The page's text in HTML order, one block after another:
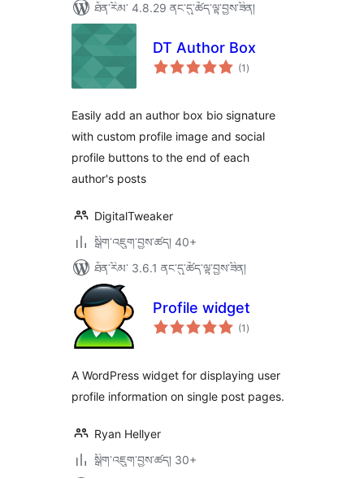
ཐོན་རིམ་ 4.8.29 ནང་དུ་ཚོད་ལྟ་བྱས་ཟིན།
DT Author Box
(1 གདེང་
འཇོག་
)
Easily add an author box bio signature
with custom profile image and social
profile buttons to the end of each
author's posts
DigitalTweaker
སྒྲིག་འཇུག་བྱས་ཚད། 40+
ཐོན་རིམ་ 3.6.1 ནང་དུ་ཚོད་ལྟ་བྱས་ཟིན།
Profile widget
(1 གདེང་
འཇོག་
)
A WordPress widget for displaying user
profile information on single post pages.
Ryan Hellyer
སྒྲིག་འཇུག་བྱས་ཚད། 30+